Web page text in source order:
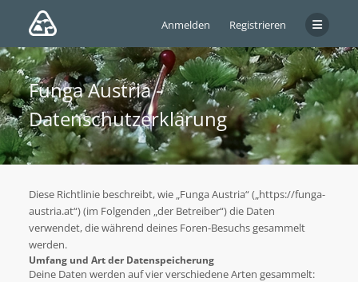
Anmelden Registrieren
Funga Austria -
Datenschutzerklärung
Diese Richtlinie beschreibt, wie „Funga Austria“ („https://funga-
austria.at“) (im Folgenden „der Betreiber“) die Daten
verwendet, die während deines Foren-Besuchs gesammelt
werden.
Umfang und Art der Datenspeicherung
Deine Daten werden auf vier verschiedene Arten gesammelt: